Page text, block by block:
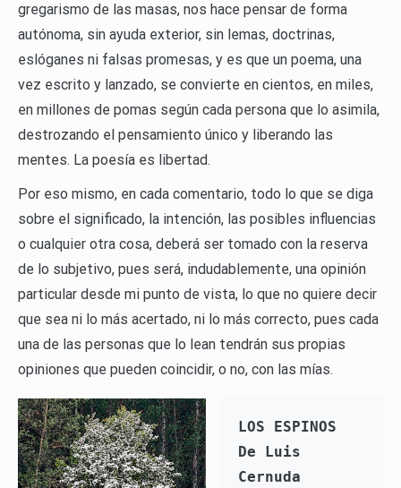
gregarismo de las masas, nos hace pensar de forma
autónoma, sin ayuda exterior, sin lemas, doctrinas,
eslóganes ni falsas promesas, y es que un poema, una
vez escrito y lanzado, se convierte en cientos, en miles,
en millones de pomas según cada persona que lo asimila,
destrozando el pensamiento único y liberando las
mentes. La poesía es libertad.
Por eso mismo, en cada comentario, todo lo que se diga
sobre el significado, la intención, las posibles influencias
o cualquier otra cosa, deberá ser tomado con la reserva
de lo subjetivo, pues será, indudablemente, una opinión
particular desde mi punto de vista, lo que no quiere decir
que sea ni lo más acertado, ni lo más correcto, pues cada
una de las personas que lo lean tendrán sus propias
opiniones que pueden coincidir, o no, con las mías.
LOS ESPINOS
De Luis
Cernuda